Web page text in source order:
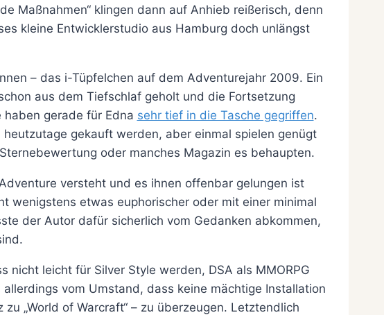
Maßnahmen“ klingen dann auf Anhieb reißerisch, denn
kleine Entwicklerstudio aus Hamburg doch unlängst
– das i-Tüpfelchen auf dem Adventurejahr 2009. Ein
aus dem Tiefschlaf geholt und die Fortsetzung
haben gerade für Edna sehr tief in die Tasche gegriffen.
gekauft werden, aber einmal spielen genügt
oder manches Magazin es behaupten.
versteht und es ihnen offenbar gelungen ist
wenigstens etwas euphorischer oder mit einer minimal
der Autor dafür sicherlich vom Gedanken abkommen,
nicht leicht für Silver Style werden, DSA als MMORPG
vom Umstand, dass keine mächtige Installation
„World of Warcraft“ – zu überzeugen. Letztendlich